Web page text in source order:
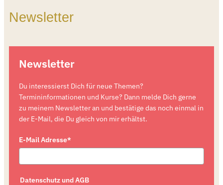
Newsletter
Newsletter
Du interessierst Dich für neue Themen?
Termininformationen und Kurse? Dann melde Dich gerne
zu meinem Newsletter an und bestätige das noch einmal in
der E-Mail, die Du gleich von mir erhältst.
E-Mail Adresse*
Datenschutz und AGB